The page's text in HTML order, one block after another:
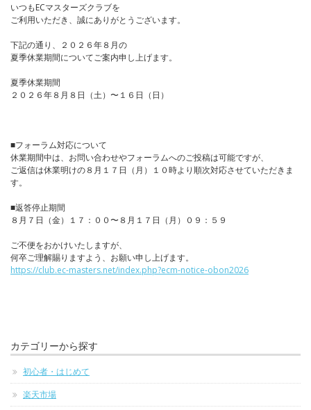
いつもECマスターズクラブを
ご利用いただき、誠にありがとうございます。
下記の通り、２０２６年８月の
夏季休業期間についてご案内申し上げます。
夏季休業期間
２０２６年８月８日（土）〜１６日（日）
■フォーラム対応について
休業期間中は、お問い合わせやフォーラムへのご投稿は可能ですが、
ご返信は休業明けの８月１７日（月）１０時より順次対応させていただきま
す。
■返答停止期間
８月７日（金）１７：００〜８月１７日（月）０９：５９
ご不便をおかけいたしますが、
何卒ご理解賜りますよう、お願い申し上げます。
https://club.ec-masters.net/index.php?ecm-notice-obon2026
カテゴリーから探す
初心者・はじめて
楽天市場